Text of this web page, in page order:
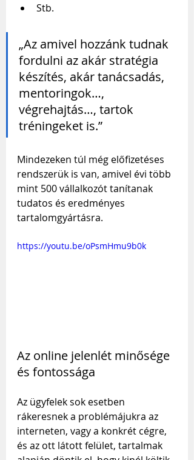
Stb.
„Az amivel hozzánk tudnak
fordulni az akár stratégia
készítés, akár tanácsadás,
mentoringok…,
végrehajtás…, tartok
tréningeket is.”
Mindezeken túl még előfizetéses
rendszerük is van, amivel évi több
mint 500 vállalkozót tanítanak
tudatos és eredményes
tartalomgyártásra.
https://youtu.be/oPsmHmu9b0k
Az online jelenlét minősége
és fontossága
Az ügyfelek sok esetben
rákeresnek a problémájukra az
interneten, vagy a konkrét cégre,
és az ott látott felület, tartalmak